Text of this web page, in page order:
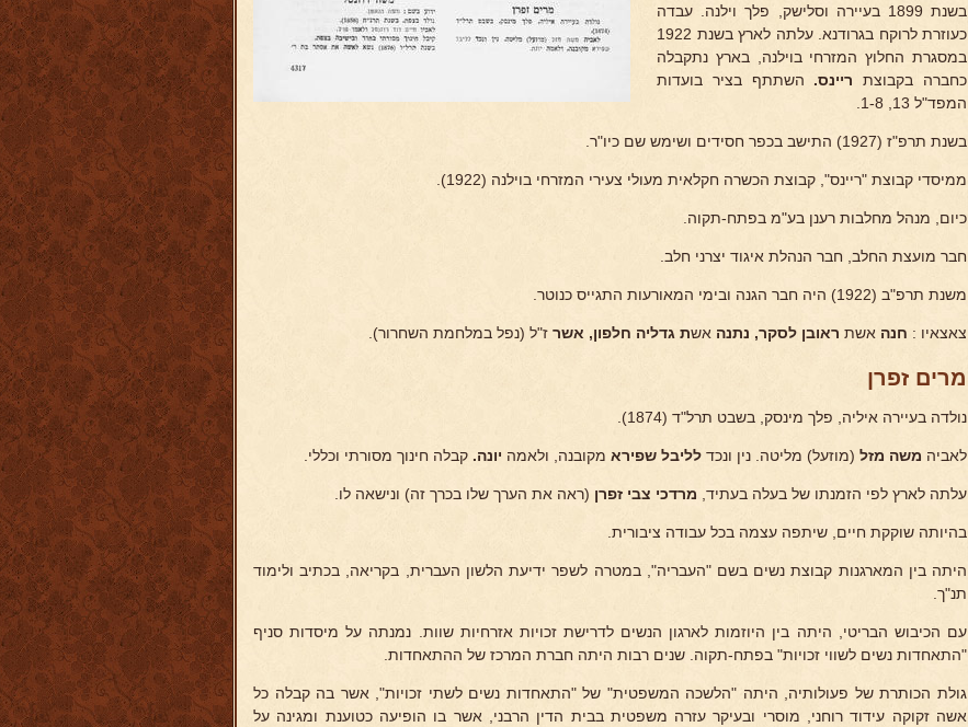
בשנת 1899 בעיירה וסלישק, פלך וילנה. עבדה
כעוזרת לרוקח בגרודנא. עלתה לארץ בשנת 1922
במסגרת החלוץ המזרחי בוילנה, בארץ נתקבלה
כחברה בקבוצת ריינס. השתתף בציר בועדות
המפד"ל 13, 1-8.
בשנת תרפ"ז (1927) התישב בכפר חסידים ושימש שם כיו"ר.
ממיסדי קבוצת "ריינס", קבוצת הכשרה חקלאית מעולי צעירי המזרחי בוילנה (1922).
כיום, מנהל מחלבות רענן בע"מ בפתח-תקוה.
חבר מועצת החלב, חבר הנהלת איגוד יצרני חלב.
משנת תרפ"ב (1922) היה חבר הגנה ובימי המאורעות התגייס כנוטר.
צאצאיו : חנה אשת ראובן לסקר, נתנה אשת גדליה חלפון, אשר ז"ל (נפל במלחמת השחרור).
מרים זפרן
נולדה בעיירה איליה, פלך מינסק, בשבט תרל"ד (1874).
לאביה משה מזל (מוזעל) מליטה. נין ונכד לליבל שפירא מקובנה, ולאמה יונה. קבלה חינוך מסורתי וכללי.
עלתה לארץ לפי הזמנתו של בעלה בעתיד, מרדכי צבי זפרן (ראה את הערך שלו בכרך זה) ונישאה לו.
בהיותה שוקקת חיים, שיתפה עצמה בכל עבודה ציבורית.
היתה בין המארגנות קבוצת נשים בשם "העבריה", במטרה לשפר ידיעת הלשון העברית, בקריאה, בכתיב ולימוד
תנ"ך.
עם הכיבוש הבריטי, היתה בין היוזמות לארגון הנשים לדרישת זכויות אזרחיות שוות. נמנתה על מיסדות סניף
"התאחדות נשים לשווי זכויות" בפתח-תקוה. שנים רבות היתה חברת המרכז של ההתאחדות.
גולת הכותרת של פעולותיה, היתה "הלשכה המשפטית" של "התאחדות נשים לשתי זכויות", אשר בה קבלה כל
אשה זקוקה עידוד רוחני, מוסרי ובעיקר עזרה משפטית בבית הדין הרבני, אשר בו הופיעה כטוענת ומגינה על